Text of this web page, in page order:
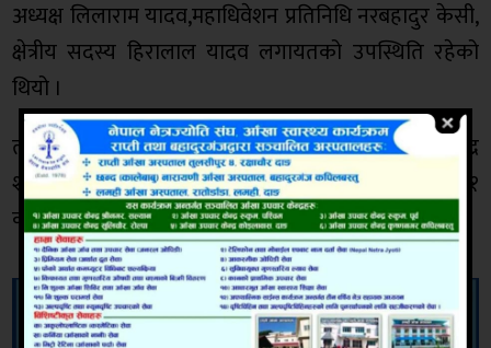
अध्यक्ष लिलाराम यादव,महाधिवेशन प्रतिनिधि नरबहादुर केसी,
क्षेत्रीय सदस्य हिरालाल यादव लगायतको उपस्थिति रहेको
थियो ।
त्यस्तै केही दिन पछि दाङको लमहीमा पार्टीका युवा नेता ज्ञानेन्द्र
शाही,लगायतको टिम आउँने कार्यक्रम समेत रहेको क्षेत्रनम्बर १
का अध्यक्ष लिलाराम यादवले जानकारी दिनु भएको छ ।